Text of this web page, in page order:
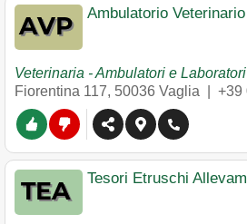
Ambulatorio
Veterinaria - Ambulatori e
Fiorentina 117, 50036 Vaglia +39
Tesori Etruschi